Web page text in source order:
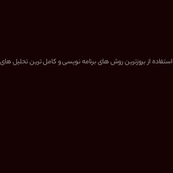
از بروزترین روش های برنامه نویسی و کامل ترین تحلیل های